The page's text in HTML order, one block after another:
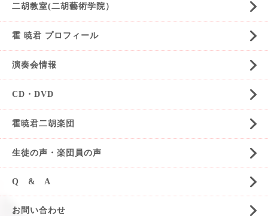
二胡教室(二胡藝術学院）
霍 暁君 プロフィール
演奏会情報
CD・DVD
霍暁君二胡楽団
生徒の声・楽団員の声
Q & A
お問い合わせ